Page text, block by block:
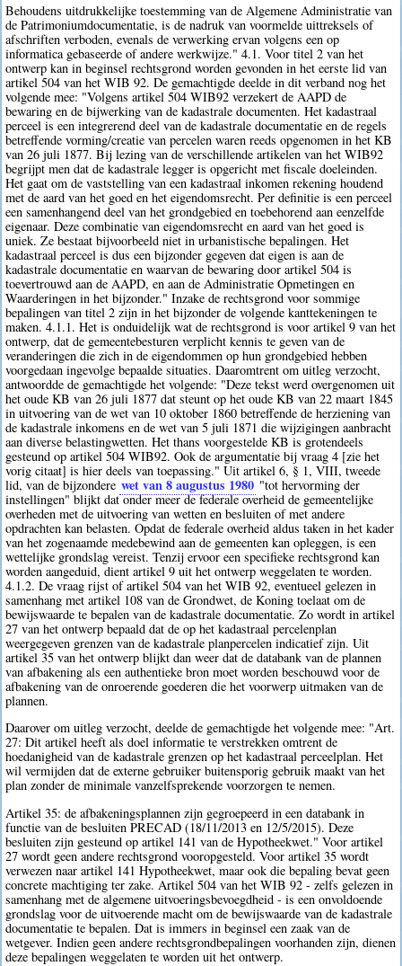
Behoudens uitdrukkelijke toestemming van de Algemene Administratie van
de Patrimoniumdocumentatie, is de nadruk van voormelde uittreksels of
afschriften verboden, evenals de verwerking ervan volgens een op
informatica gebaseerde of andere werkwijze." 4.1. Voor titel 2 van het
ontwerp kan in beginsel rechtsgrond worden gevonden in het eerste lid van
artikel 504 van het WIB 92. De gemachtigde deelde in dit verband nog het
volgende mee: "Volgens artikel 504 WIB92 verzekert de AAPD de
bewaring en de bijwerking van de kadastrale documenten. Het kadastraal
perceel is een integrerend deel van de kadastrale documentatie en de regels
betreffende vorming/creatie van percelen waren reeds opgenomen in het KB
van 26 juli 1877. Bij lezing van de verschillende artikelen van het WIB92
begrijpt men dat de kadastrale legger is opgericht met fiscale doeleinden.
Het gaat om de vaststelling van een kadastraal inkomen rekening houdend
met de aard van het goed en het eigendomsrecht. Per definitie is een perceel
een samenhangend deel van het grondgebied en toebehorend aan eenzelfde
eigenaar. Deze combinatie van eigendomsrecht en aard van het goed is
uniek. Ze bestaat bijvoorbeeld niet in urbanistische bepalingen. Het
kadastraal perceel is dus een bijzonder gegeven dat eigen is aan de
kadastrale documentatie en waarvan de bewaring door artikel 504 is
toevertrouwd aan de AAPD, en aan de Administratie Opmetingen en
Waarderingen in het bijzonder." Inzake de rechtsgrond voor sommige
bepalingen van titel 2 zijn in het bijzonder de volgende kanttekeningen te
maken. 4.1.1. Het is onduidelijk wat de rechtsgrond is voor artikel 9 van het
ontwerp, dat de gemeentebesturen verplicht kennis te geven van de
veranderingen die zich in de eigendommen op hun grondgebied hebben
voorgedaan ingevolge bepaalde situaties. Daaromtrent om uitleg verzocht,
antwoordde de gemachtigde het volgende: "Deze tekst werd overgenomen uit
het oude KB van 26 juli 1877 dat steunt op het oude KB van 22 maart 1845
in uitvoering van de wet van 10 oktober 1860 betreffende de herziening van
de kadastrale inkomens en de wet van 5 juli 1871 die wijzigingen aanbracht
aan diverse belastingwetten. Het thans voorgestelde KB is grotendeels
gesteund op artikel 504 WIB92. Ook de argumentatie bij vraag 4 [zie het
vorig citaat] is hier deels van toepassing." Uit artikel 6, § 1, VIII, tweede
lid, van de bijzondere wet van 8 augustus 1980 "tot hervorming der
instellingen" blijkt dat onder meer de federale overheid de gemeentelijke
overheden met de uitvoering van wetten en besluiten of met andere
opdrachten kan belasten. Opdat de federale overheid aldus taken in het kader
van het zogenaamde medebewind aan de gemeenten kan opleggen, is een
wettelijke grondslag vereist. Tenzij ervoor een specifieke rechtsgrond kan
worden aangeduid, dient artikel 9 uit het ontwerp weggelaten te worden.
4.1.2. De vraag rijst of artikel 504 van het WIB 92, eventueel gelezen in
samenhang met artikel 108 van de Grondwet, de Koning toelaat om de
bewijswaarde te bepalen van de kadastrale documentatie. Zo wordt in artikel
27 van het ontwerp bepaald dat de op het kadastraal percelenplan
weergegeven grenzen van de kadastrale planpercelen indicatief zijn. Uit
artikel 35 van het ontwerp blijkt dan weer dat de databank van de plannen
van afbakening als een authentieke bron moet worden beschouwd voor de
afbakening van de onroerende goederen die het voorwerp uitmaken van de
plannen.
Daarover om uitleg verzocht, deelde de gemachtigde het volgende mee: "Art.
27: Dit artikel heeft als doel informatie te verstrekken omtrent de
hoedanigheid van de kadastrale grenzen op het kadastraal perceelplan. Het
wil vermijden dat de externe gebruiker buitensporig gebruik maakt van het
plan zonder de minimale vanzelfsprekende voorzorgen te nemen.
Artikel 35: de afbakeningsplannen zijn gegroepeerd in een databank in
functie van de besluiten PRECAD (18/11/2013 en 12/5/2015). Deze
besluiten zijn gesteund op artikel 141 van de Hypotheekwet." Voor artikel
27 wordt geen andere rechtsgrond vooropgesteld. Voor artikel 35 wordt
verwezen naar artikel 141 Hypotheekwet, maar ook die bepaling bevat geen
concrete machtiging ter zake. Artikel 504 van het WIB 92 - zelfs gelezen in
samenhang met de algemene uitvoeringsbevoegdheid - is een onvoldoende
grondslag voor de uitvoerende macht om de bewijswaarde van de kadastrale
documentatie te bepalen. Dat is immers in beginsel een zaak van de
wetgever. Indien geen andere rechtsgrondbepalingen voorhanden zijn, dienen
deze bepalingen weggelaten te worden uit het ontwerp.